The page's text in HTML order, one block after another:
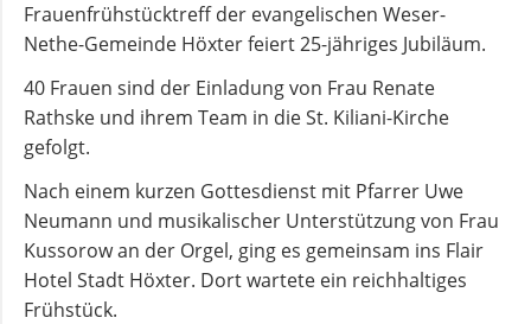
und
Pfarrerinnen
Gemeindebüro
Weinbergstiftung
Frauenfrühstücktreff der evangelischen Weser-
Nethe-Gemeinde Höxter feiert 25-jähriges Jubiläum.
40 Frauen sind der Einladung von Frau Renate
Rathske und ihrem Team in die St. Kiliani-Kirche
gefolgt.
Nach einem kurzen Gottesdienst mit Pfarrer Uwe
Neumann und musikalischer Unterstützung von Frau
Kussorow an der Orgel, ging es gemeinsam ins Flair
Hotel Stadt Höxter. Dort wartete ein reichhaltiges
Frühstück.